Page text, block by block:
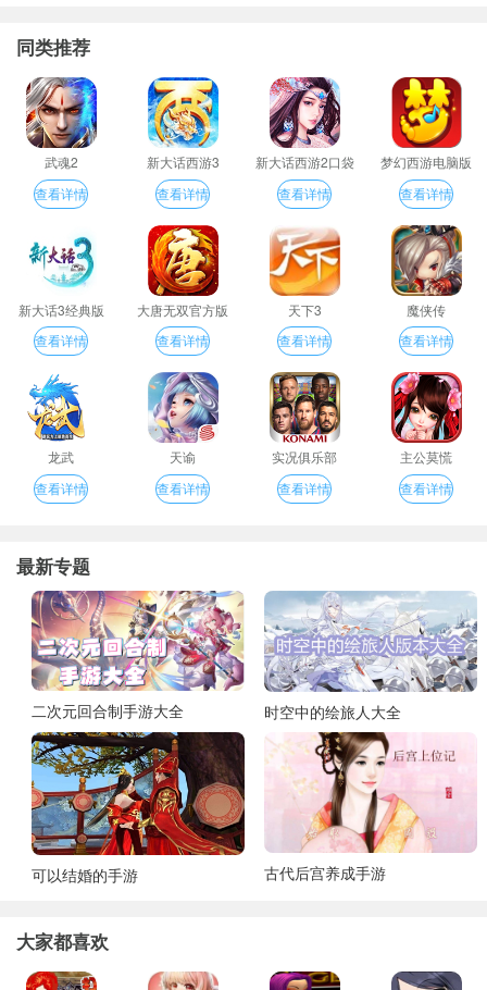
同类推荐
武魂2
查看详情
新大话西游3
查看详情
新大话西游2口袋
版
查看详情
梦幻西游电脑版
查看详情
新大话3经典版
查看详情
大唐无双官方版
查看详情
天下3
查看详情
魔侠传
查看详情
龙武
查看详情
天谕
查看详情
实况俱乐部
查看详情
主公莫慌
查看详情
最新专题
二次元回合制手游大全 时空中的绘旅人大全
可以结婚的手游 古代后宫养成手游
大家都喜欢